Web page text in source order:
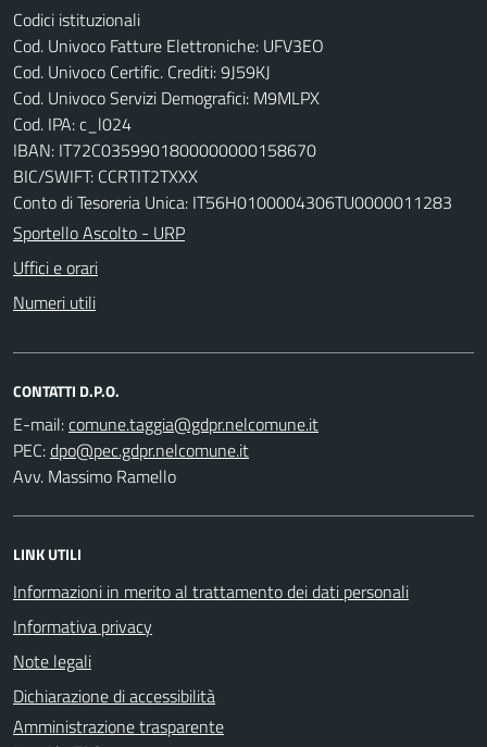
Codici istituzionali
Cod. Univoco Fatture Elettroniche: UFV3EO
Cod. Univoco Certific. Crediti: 9J59KJ
Cod. Univoco Servizi Demografici: M9MLPX
Cod. IPA: c_l024
IBAN: IT72C0359901800000000158670
BIC/SWIFT: CCRTIT2TXXX
Conto di Tesoreria Unica: IT56H0100004306TU0000011283
Sportello Ascolto - URP
Uffici e orari
Numeri utili
CONTATTI D.P.O.
E-mail:
PEC:
Avv. Massimo Ramello
LINK UTILI
Informazioni in merito al trattamento dei dati personali
Informativa privacy
Note legali
Dichiarazione di accessibilità
Amministrazione trasparente